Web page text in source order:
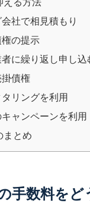
社で相見積もり
の提示
に繰り返し申し込
債権
リングを利用
ャンペーンを利用
まとめ
手数料を